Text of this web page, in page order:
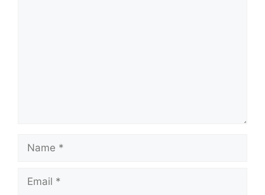
Name
Email